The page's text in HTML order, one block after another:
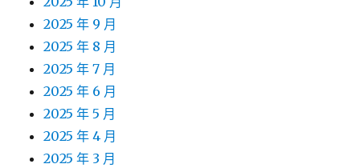
2025 年 9 月
2025 年 8 月
2025 年 7 月
2025 年 6 月
2025 年 5 月
2025 年 4 月
2025 年 3 月